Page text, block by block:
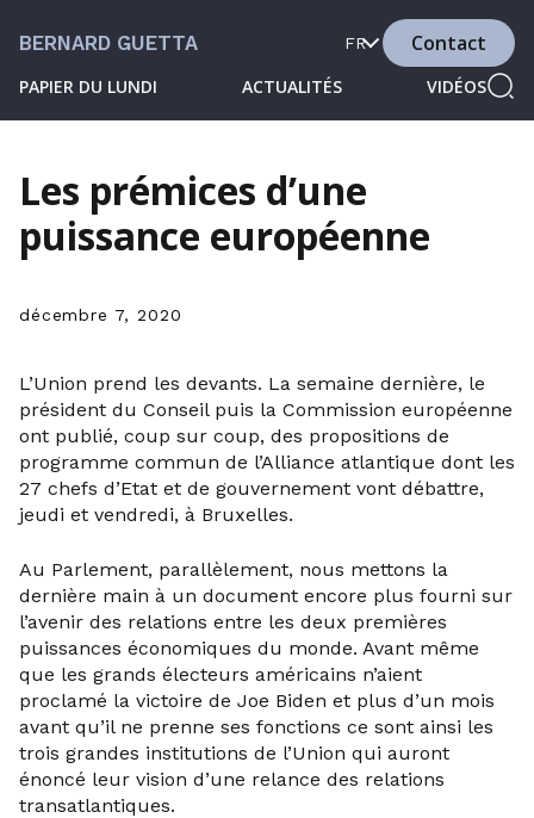
BERNARD GUETTA
PAPIER DU LUNDI ACTUALITÉS VIDÉOS
FR Contact
Les prémices d’une
puissance européenne
décembre 7, 2020
L’Union prend les devants. La semaine dernière, le
président du Conseil puis la Commission européenne
ont publié, coup sur coup, des propositions de
programme commun de l’Alliance atlantique dont les
27 chefs d’Etat et de gouvernement vont débattre,
jeudi et vendredi, à Bruxelles.
Au Parlement, parallèlement, nous mettons la
dernière main à un document encore plus fourni sur
l’avenir des relations entre les deux premières
puissances économiques du monde. Avant même
que les grands électeurs américains n’aient
proclamé la victoire de Joe Biden et plus d’un mois
avant qu’il ne prenne ses fonctions ce sont ainsi les
trois grandes institutions de l’Union qui auront
énoncé leur vision d’une relance des relations
transatlantiques.